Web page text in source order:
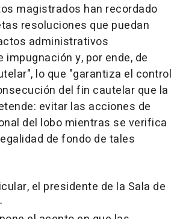
magistrados han recordado
resoluciones que puedan
administrativos
y, por ende, de
lo que "garantiza el control
del fin cautelar que la
evitar las acciones de
del lobo mientras se verifica
de fondo de tales
el presidente de la Sala de